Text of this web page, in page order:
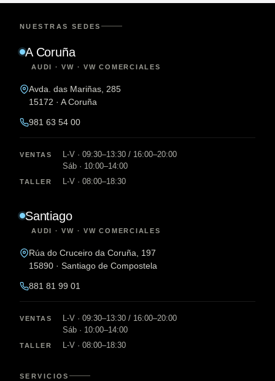
NUESTRAS SEDES
A Coruña
AUDI · VW · VW COMERCIALES
Avda. das Mariñas, 285
15172 · A Coruña
981 63 54 00
VENTAS
L-V · 09:30–13:30 / 16:00–20:00
Sáb · 10:00–14:00
TALLER L-V · 08:00–18:30
Santiago
AUDI · VW · VW COMERCIALES
Rúa do Cruceiro da Coruña, 197
15890 · Santiago de Compostela
881 81 99 01
VENTAS
L-V · 09:30–13:30 / 16:00–20:00
Sáb · 10:00–14:00
TALLER L-V · 08:00–18:30
SERVICIOS